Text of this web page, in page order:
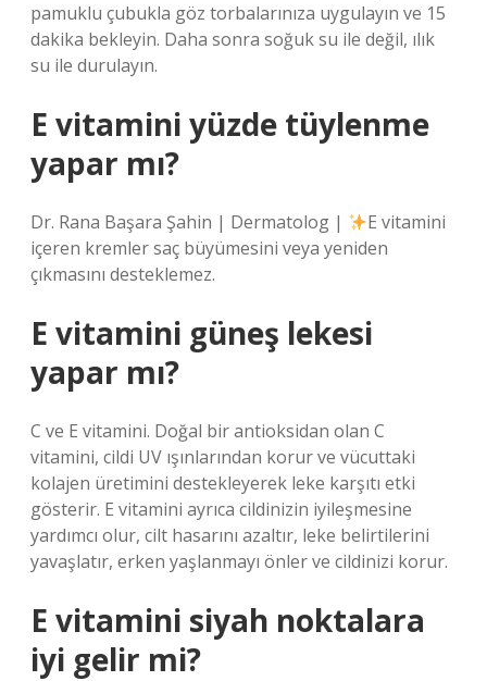
pamuklu çubukla göz torbalarınıza uygulayın ve 15
dakika bekleyin. Daha sonra soğuk su ile değil, ılık
su ile durulayın.
E vitamini yüzde tüylenme
yapar mı?
Dr. Rana Başara Şahin | Dermatolog |
E vitamini
içeren kremler saç büyümesini veya yeniden
çıkmasını desteklemez.
E vitamini güneş lekesi
yapar mı?
C ve E vitamini. Doğal bir antioksidan olan C
vitamini, cildi UV ışınlarından korur ve vücuttaki
kolajen üretimini destekleyerek leke karşıtı etki
gösterir. E vitamini ayrıca cildinizin iyileşmesine
yardımcı olur, cilt hasarını azaltır, leke belirtilerini
yavaşlatır, erken yaşlanmayı önler ve cildinizi korur.
E vitamini siyah noktalara
iyi gelir mi?